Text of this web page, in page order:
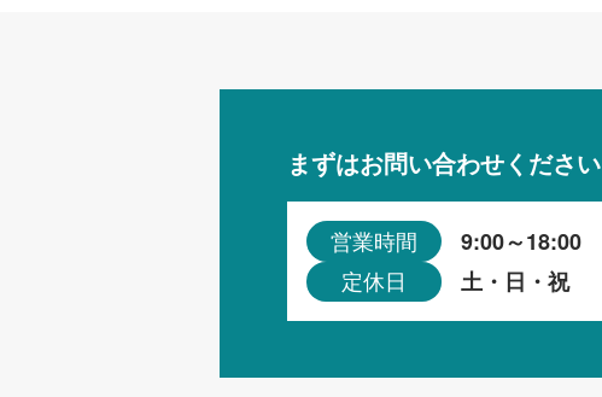
まずはお問い合わせください
営業時間 9:00～18:00
定休日 土・日・祝